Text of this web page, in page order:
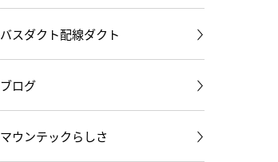
バスダクト配線ダクト
ブログ
マウンテックらしさ